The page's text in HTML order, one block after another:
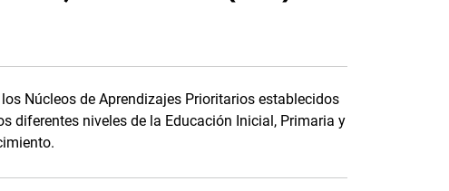
Núcleos de Aprendizajes Prioritarios establecidos
diferentes niveles de la Educación Inicial, Primaria y